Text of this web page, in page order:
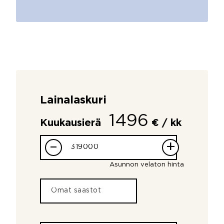
Lainalaskuri
Kuukausierä 1496 € / kk
– +
Asunnon velaton hinta